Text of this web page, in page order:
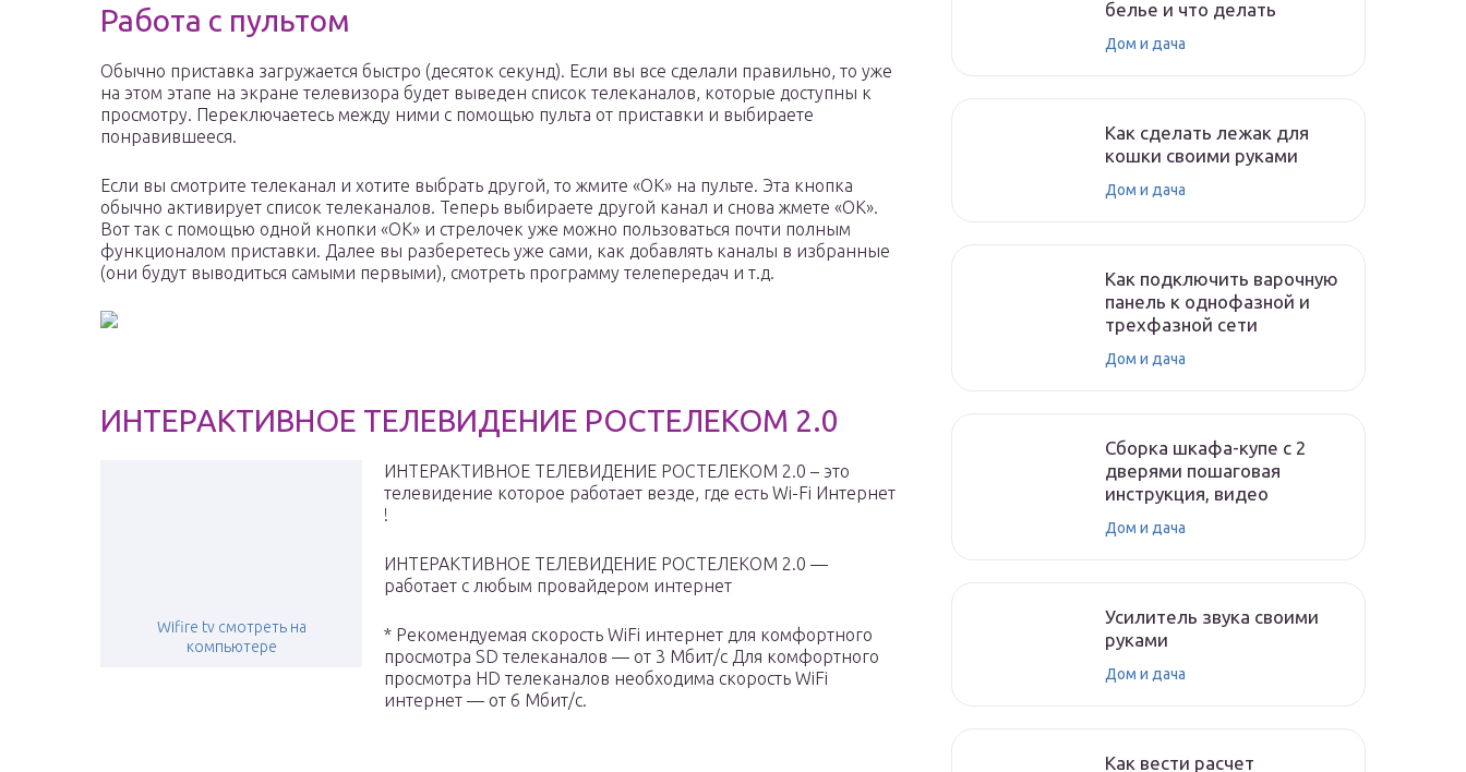
Работа с пультом
Обычно приставка загружается быстро (десяток секунд). Если вы все сделали правильно, то уже
на этом этапе на экране телевизора будет выведен список телеканалов, которые доступны к
просмотру. Переключаетесь между ними с помощью пульта от приставки и выбираете
понравившееся.
Если вы смотрите телеканал и хотите выбрать другой, то жмите «ОК» на пульте. Эта кнопка
обычно активирует список телеканалов. Теперь выбираете другой канал и снова жмете «ОК».
Вот так с помощью одной кнопки «ОК» и стрелочек уже можно пользоваться почти полным
функционалом приставки. Далее вы разберетесь уже сами, как добавлять каналы в избранные
(они будут выводиться самыми первыми), смотреть программу телепередач и т.д.
ИНТЕРАКТИВНОЕ ТЕЛЕВИДЕНИЕ РОСТЕЛЕКОМ 2.0
Wifire tv смотреть на
компьютере
ИНТЕРАКТИВНОЕ ТЕЛЕВИДЕНИЕ РОСТЕЛЕКОМ 2.0 – это
телевидение которое работает везде, где есть Wi-Fi Интернет
!
ИНТЕРАКТИВНОЕ ТЕЛЕВИДЕНИЕ РОСТЕЛЕКОМ 2.0 —
работает с любым провайдером интернет
* Рекомендуемая скорость WiFi интернет для комфортного
просмотра SD телеканалов — от 3 Мбит/с Для комфортного
просмотра HD телеканалов необходима скорость WiFi
интернет — от 6 Мбит/с.
белье и что делать
Дом и дача
Как сделать лежак для
кошки своими руками
Дом и дача
Как подключить варочную
панель к однофазной и
трехфазной сети
Дом и дача
Сборка шкафа-купе с 2
дверями пошаговая
инструкция, видео
Дом и дача
Усилитель звука своими
руками
Дом и дача
Как вести расчет